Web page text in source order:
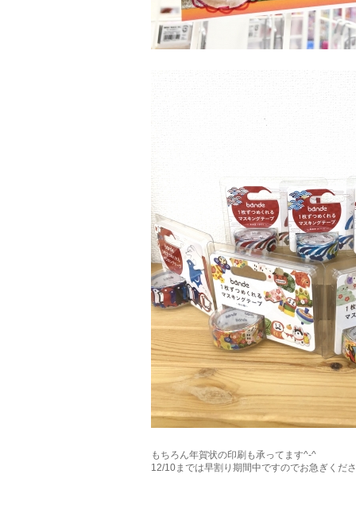
もちろん年賀状の印刷も承ってます^-^
12/10までは早割り期間中ですのでお急ぎくだ